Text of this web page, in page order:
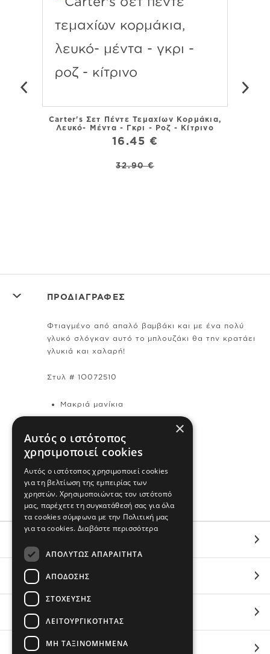
Carter's Σετ Πέντε Τεμαχίων Κορμάκια,
Λευκό- Μέντα - Γκρι - Ροζ - Κίτρινο
16.45 €
32.90 €
ΠΡΟΔΙΑΓΡΑΦΕΣ
Φτιαγμένο από απαλό βαμβάκι και με ένα πολύ
γλυκό σλόγκαν αυτό το μπλουζάκι θα την κρατάει
γλυκιά και χαλαρή!
Στυλ # 1O072510
Μακριά μανίκια
Σύνθεση & Φροντίδα
100% Βαμβάκι
Εισαγωγής
Πλένεται στο πλυντήριο
ΟΙ ΑΓΟΡΕΣ ΣΟΥ
ΣΧΕΤΙΚΑ ΜΕ ΕΜΑΣ
BRANDS
×
Αυτός ο ιστότοπος
χρησιμοποιεί cookies
Αυτός ο ιστότοπος χρησιμοποιεί cookies
για τη βελτίωση της εμπειρίας των
χρηστών. Χρησιμοποιώντας τον ιστότοπό
μας, παρέχετε τη συγκατάθεσή σας για όλα
τα cookies σύμφωνα με την Πολιτική μας
για τα cookies. Διαβάστε περισσότερα
ΑΠΟΛΎΤΩΣ ΑΠΑΡΑΊΤΗΤΑ
ΑΠΌΔΟΣΗΣ
ΣΤΌΧΕΥΣΗΣ
ΛΕΙΤΟΥΡΓΙΚΌΤΗΤΑΣ
ΜΗ ΤΑΞΙΝΟΜΗΜΈΝΑ